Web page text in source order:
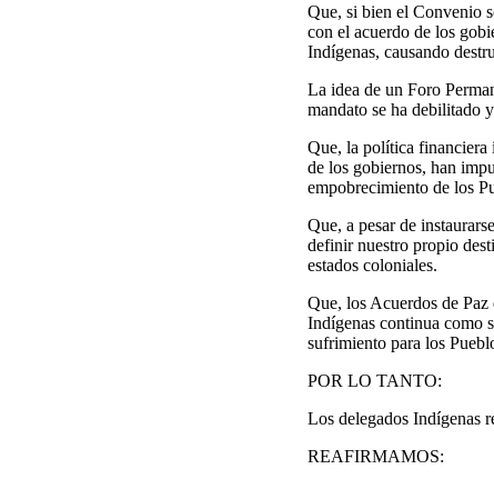
Que, si bien el Convenio
con el acuerdo de los
Indígenas, causando
La idea de un Foro
mandato se ha debilitado
Que, la política
de los gobiernos, han
empobrecimiento de los
Que, a pesar de
definir nuestro propio
estados coloniales.
Que, los Acuerdos de
Indígenas continua como
sufrimiento para los
POR LO TANTO:
Los delegados Indígenas
REAFIRMAMOS: